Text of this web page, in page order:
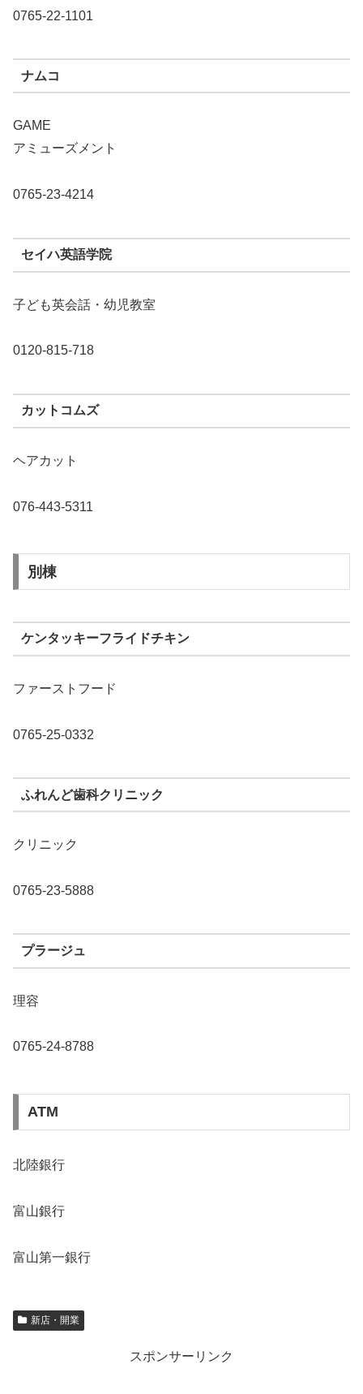
0765-22-1101
ナムコ
GAME
アミューズメント
0765-23-4214
セイハ英語学院
子ども英会話・幼児教室
0120-815-718
カットコムズ
ヘアカット
076-443-5311
別棟
ケンタッキーフライドチキン
ファーストフード
0765-25-0332
ふれんど歯科クリニック
クリニック
0765-23-5888
プラージュ
理容
0765-24-8788
ATM
北陸銀行
富山銀行
富山第一銀行
新店・開業
スポンサーリンク